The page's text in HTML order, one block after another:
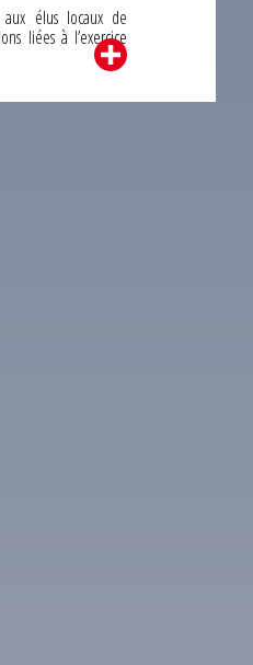
élus locaux de
liées à l’exercice